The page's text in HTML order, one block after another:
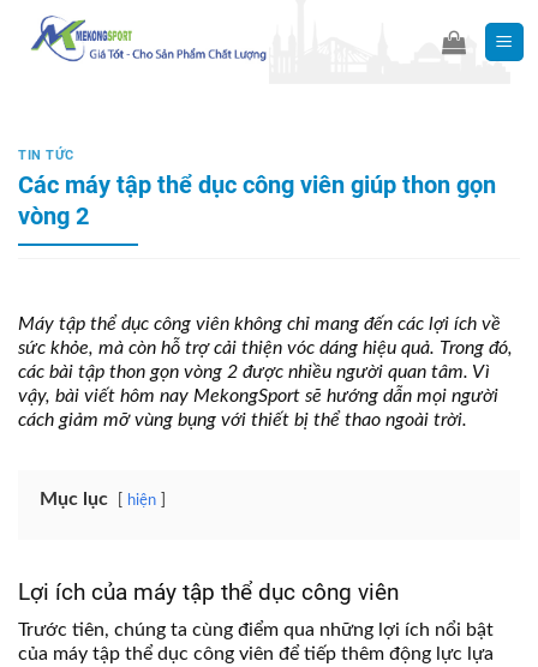
content
TIN TỨC
Các máy tập thể dục công viên giúp thon gọn
vòng 2
Máy tập thể dục công viên không chỉ mang đến các lợi ích về
sức khỏe, mà còn hỗ trợ cải thiện vóc dáng hiệu quả. Trong đó,
các bài tập thon gọn vòng 2 được nhiều người quan tâm. Vì
vậy, bài viết hôm nay MekongSport sẽ hướng dẫn mọi người
cách giảm mỡ vùng bụng với thiết bị thể thao ngoài trời.
Mục lục hiện
Lợi ích của máy tập thể dục công viên
Trước tiên, chúng ta cùng điểm qua những lợi ích nổi bật
của máy tập thể dục công viên để tiếp thêm động lực lựa